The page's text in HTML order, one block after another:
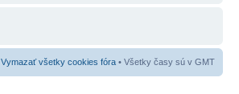
Vymazať všetky cookies fóra • Všetky časy sú v GMT